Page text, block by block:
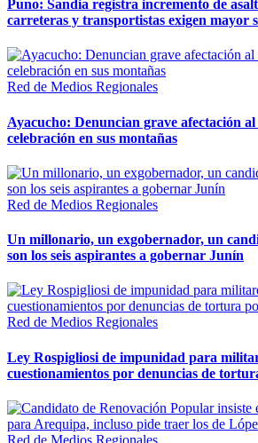
Puno: Sandia registra incremento de
carreteras y transportistas exigen mayor
Red de Medios Regionales
Ayacucho: Denuncian grave afectación
celebración en sus montañas
Red de Medios Regionales
Un millonario, un exgobernador, un
son los seis aspirantes a gobernar Junín
Red de Medios Regionales
Ley Rospigliosi de impunidad para
cuestionamientos por denuncias de
Red de Medios Regionales